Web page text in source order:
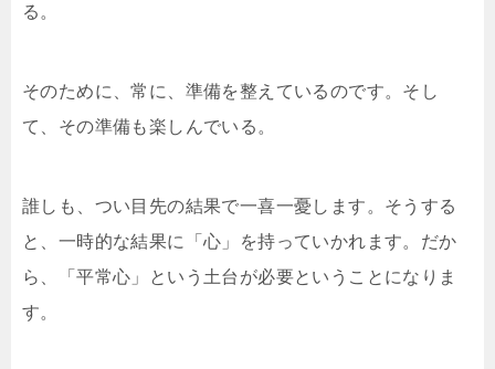
る。
そのために、常に、準備を整えているのです。そし
て、その準備も楽しんでいる。
誰しも、つい目先の結果で一喜一憂します。そうする
と、一時的な結果に「心」を持っていかれます。だか
ら、「平常心」という土台が必要ということになりま
す。